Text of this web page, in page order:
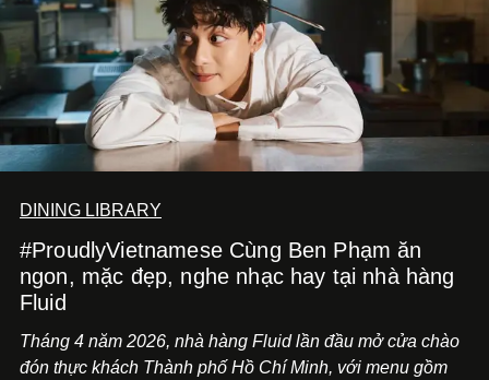
DINING LIBRARY
#ProudlyVietnamese Cùng Ben Phạm ăn
ngon, mặc đẹp, nghe nhạc hay tại nhà hàng
Fluid
Tháng 4 năm 2026, nhà hàng Fluid lần đầu mở cửa chào
đón thực khách Thành phố Hồ Chí Minh, với menu gồm